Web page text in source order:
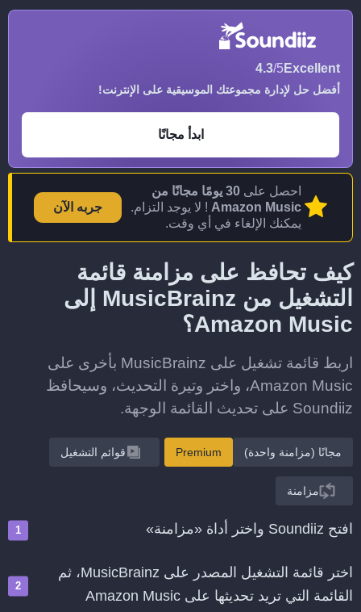
Excellent
4.3/5
أفضل حل لإدارة مجموعتك الموسيقية على الإنترنت!
ابدأ مجانًا
احصل على
30 يومًا مجانًا من
Amazon Music ! لا يوجد التزام.
يمكنك الإلغاء في أي وقت.
جربه الآن
كيف تحافظ على مزامنة قائمة
التشغيل من MusicBrainz إلى
Amazon Music؟
اربط قائمة تشغيل على MusicBrainz بأخرى على
Amazon Music، واختر وتيرة التحديث، وسيحافظ
Soundiiz على تحديث القائمة الوجهة.
مجانًا (مزامنة واحدة) Premium قوائم التشغيل
مزامنة
افتح Soundiiz واختر أداة «مزامنة»
اختر قائمة التشغيل المصدر على MusicBrainz، ثم
القائمة التي تريد تحديثها على Amazon Music